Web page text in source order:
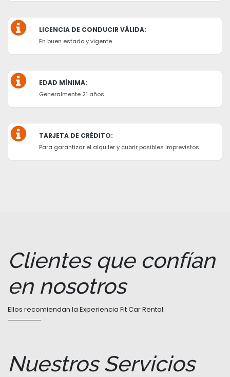
LICENCIA DE CONDUCIR VÁLIDA:
En buen estado y vigente.
EDAD MÍNIMA:
Generalmente 21 años.
TARJETA DE CRÉDITO:
Para garantizar el alquiler y cubrir posibles imprevistos.
Clientes que confían
en nosotros
Ellos recomiendan la Experiencia Fit Car Rental:
Nuestros Servicios